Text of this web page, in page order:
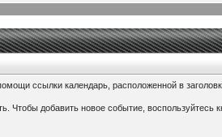
ссылки календарь, расположенной в
добавить новое событие,